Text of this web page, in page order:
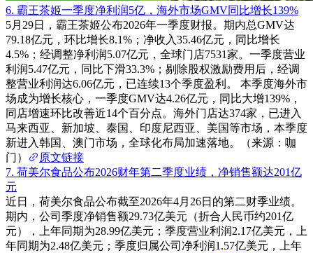
6. 霸王茶姬一季度净利润5亿，海外市场GMV同比增长139%
5月29日，霸王茶姬公布2026年一季度财报。期内总GMV达
79.18亿元，环比增长8.1%；净收入35.46亿元，同比增长
4.5%；经调整净利润5.07亿元，全球门店7531家。一季度营业
利润5.47亿元，同比下滑33.3%；剔除股权激励费用后，经调
整营业利润达6.06亿元，已连续13个季度盈利。 本季度海外市
场成为增长核心，一季度GMV达4.26亿元，同比大增139%，
同店增速环比改善近14个百分点。海外门店达374家，已进入
马来西亚、新加坡、泰国、印度尼西亚、美国等市场，本季度
新进入韩国、澳门市场，全球化布局加速落地。（来源：咖
门）
原文链接
7. 荷美尔食品公布2026财年第二季度业绩，净销售额达201亿
元
近日，荷美尔食品公布截至2026年4月26日的第二财季业绩。
期内，公司季度净销售额29.73亿美元（折合人民币约201亿
元），上年同期为28.99亿美元；季度营业利润2.17亿美元，上
年同期为2.48亿美元；季度归属公司净利润1.57亿美元，上年